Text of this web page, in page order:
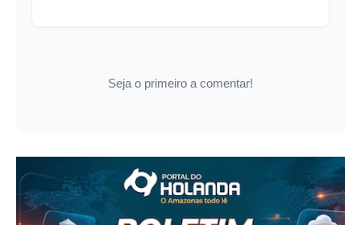
Seja o primeiro a comentar!